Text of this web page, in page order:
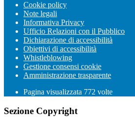
Cookie policy
Note legali
Informativa Privacy
Ufficio Relazioni con il Pubblico
Dichiarazione di accessibilità
Obiettivi di accessibilità
Whistleblowing
Gestione consensi cookie
Amministrazione trasparente
Pagina visualizzata 772 volte
Sezione Copyright